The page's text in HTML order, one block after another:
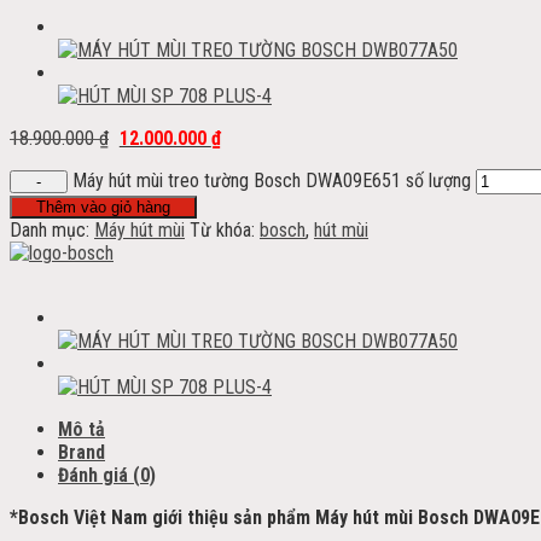
18.900.000₫ 12.000.000 ₫
Máy hút mùi treo tường Bosch DWA09E651 số lượng
Thêm vào giỏ hàng
Danh mục: Máy hút mùi Từ khóa: bosch, hút mùi
Mô tả
Brand
Đánh giá (0)
*Bosch Việt Nam giới thiệu sản phẩm Máy hút mùi Bosch